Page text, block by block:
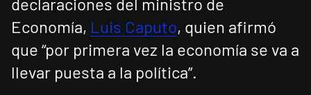
Economía, Luis Caputo, quien afirmó
que “por primera vez la economía se va a
llevar puesta a la política”.